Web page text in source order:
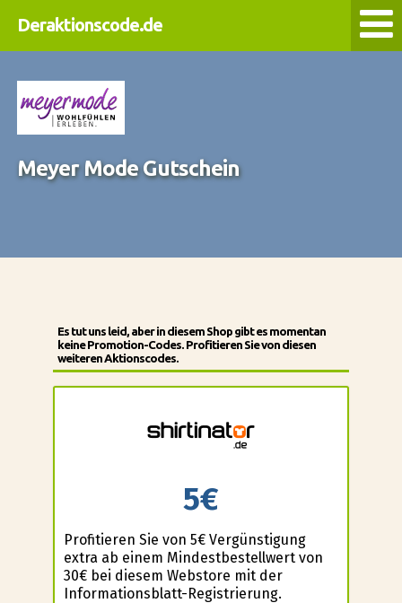
Deraktionscode.de
Meyer Mode Gutschein
Es tut uns leid, aber in diesem Shop gibt es momentan
keine Promotion-Codes. Profitieren Sie von diesen
weiteren Aktionscodes.
5€
Profitieren Sie von 5€ Vergünstigung
extra ab einem Mindestbestellwert von
30€ bei diesem Webstore mit der
Informationsblatt-Registrierung.